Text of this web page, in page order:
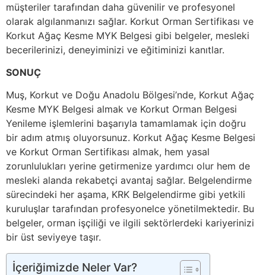
müşteriler tarafından daha güvenilir ve profesyonel
olarak algılanmanızı sağlar. Korkut Orman Sertifikası ve
Korkut Ağaç Kesme MYK Belgesi gibi belgeler, mesleki
becerilerinizi, deneyiminizi ve eğitiminizi kanıtlar.
SONUÇ
Muş, Korkut ve Doğu Anadolu Bölgesi’nde, Korkut Ağaç
Kesme MYK Belgesi almak ve Korkut Orman Belgesi
Yenileme işlemlerini başarıyla tamamlamak için doğru
bir adım atmış oluyorsunuz. Korkut Ağaç Kesme Belgesi
ve Korkut Orman Sertifikası almak, hem yasal
zorunlulukları yerine getirmenize yardımcı olur hem de
mesleki alanda rekabetçi avantaj sağlar. Belgelendirme
sürecindeki her aşama, KRK Belgelendirme gibi yetkili
kuruluşlar tarafından profesyonelce yönetilmektedir. Bu
belgeler, orman işçiliği ve ilgili sektörlerdeki kariyerinizi
bir üst seviyeye taşır.
İçeriğimizde Neler Var?